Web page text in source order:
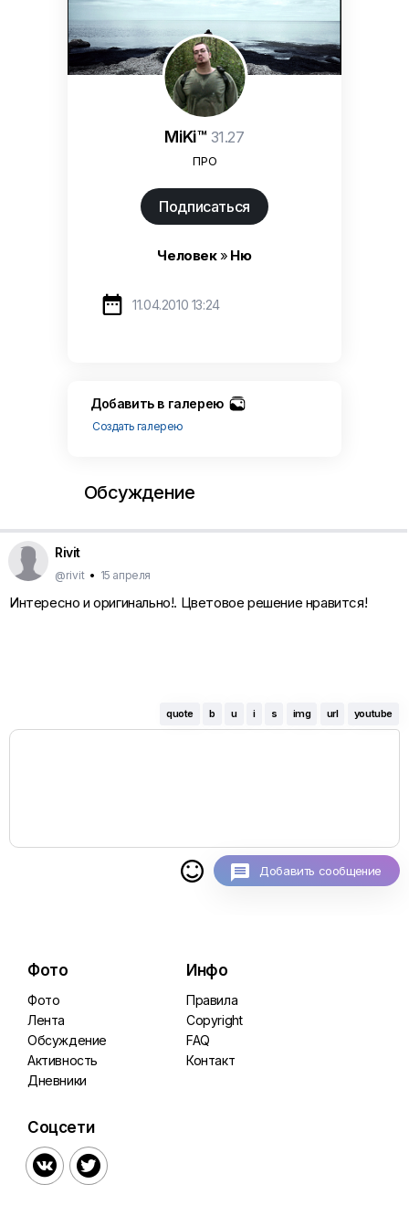
MiKi™ 31.27
ПРО
Подписаться
Человек» Ню
 11.04.2010 13:24
Добавить в галерею
Создать галерею
Обсуждение
Rivit
@rivit • 15 апреля
Интересно и оригинально!. Цветовое решение нравится!
quote b u i s img url youtube
 Добавить сообщение
Фото
Фото
Лента
Обсуждение
Активность
Дневники
Инфо
Правила
Copyright
FAQ
Контакт
Соцсети
 